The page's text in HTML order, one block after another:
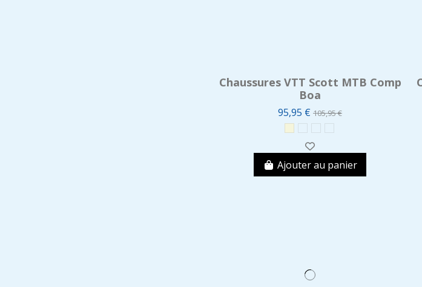
Chaussures VTT Scott MTB Comp
Boa
95,95 € 105,95 €
Ajouter au panier